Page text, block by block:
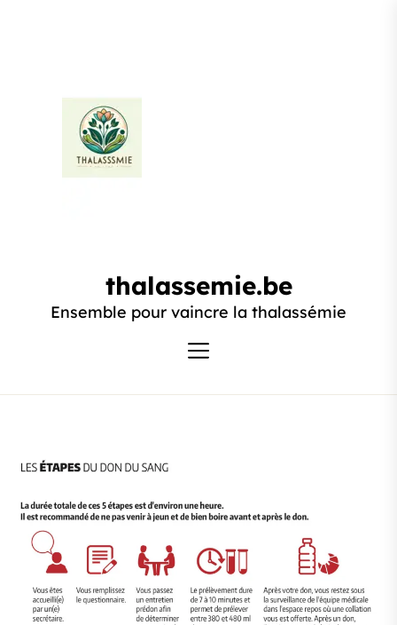
thalassemie.be
thalassemie.be
Ensemble pour vaincre la thalassémie